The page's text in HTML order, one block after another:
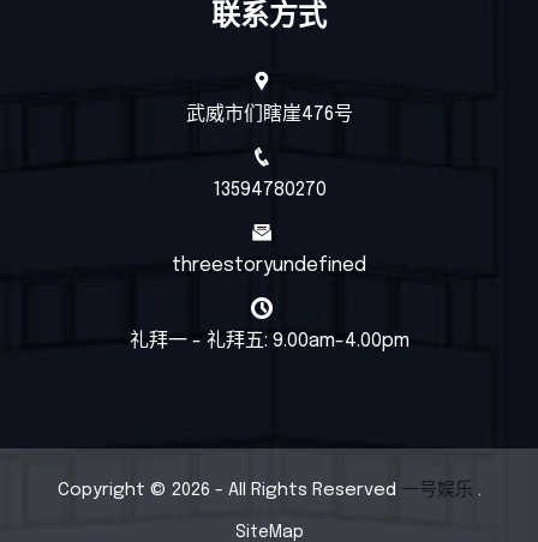
联系方式
武威市们瞎崖476号
13594780270
threestoryundefined
礼拜一 - 礼拜五: 9.00am-4.00pm
Copyright © 2026 - All Rights Reserved 一号娱乐 .
SiteMap